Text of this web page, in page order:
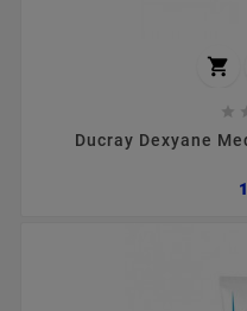


Ducray Dexyane